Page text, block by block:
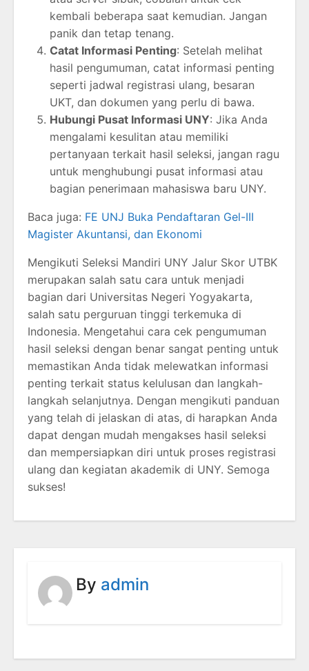
kembali beberapa saat kemudian. Jangan
panik dan tetap tenang.
Catat Informasi Penting: Setelah melihat
hasil pengumuman, catat informasi penting
seperti jadwal registrasi ulang, besaran
UKT, dan dokumen yang perlu di bawa.
Hubungi Pusat Informasi UNY: Jika Anda
mengalami kesulitan atau memiliki
pertanyaan terkait hasil seleksi, jangan ragu
untuk menghubungi pusat informasi atau
bagian penerimaan mahasiswa baru UNY.
Baca juga: FE UNJ Buka Pendaftaran Gel-III
Magister Akuntansi, dan Ekonomi
Mengikuti Seleksi Mandiri UNY Jalur Skor UTBK
merupakan salah satu cara untuk menjadi
bagian dari Universitas Negeri Yogyakarta,
salah satu perguruan tinggi terkemuka di
Indonesia. Mengetahui cara cek pengumuman
hasil seleksi dengan benar sangat penting untuk
memastikan Anda tidak melewatkan informasi
penting terkait status kelulusan dan langkah-
langkah selanjutnya. Dengan mengikuti panduan
yang telah di jelaskan di atas, di harapkan Anda
dapat dengan mudah mengakses hasil seleksi
dan mempersiapkan diri untuk proses registrasi
ulang dan kegiatan akademik di UNY. Semoga
sukses!
By admin